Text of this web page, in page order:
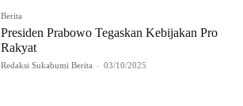
Berita
Presiden Prabowo Tegaskan Kebijakan Pro
Rakyat
Redaksi Sukabumi Berita - 03/10/2025